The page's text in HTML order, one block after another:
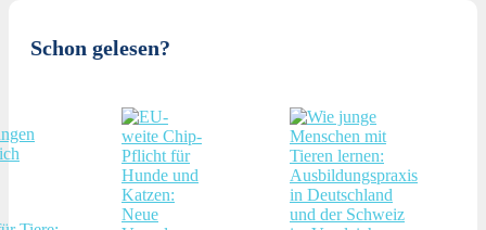
Schon gelesen?